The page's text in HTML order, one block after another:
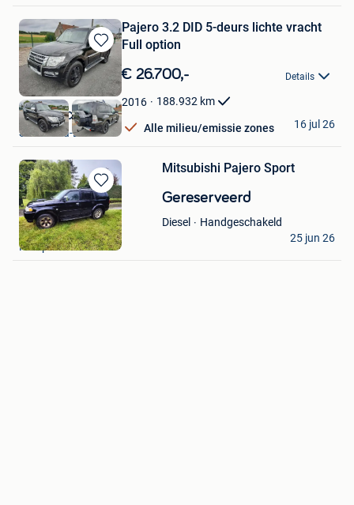
Bewaren
in
Favorieten
Pajero 3.2 DID 5-deurs lichte vracht
Full option
€ 26.700,- Details
2016 188.932 km
Alle milieu/emissie zones
Garage DC
Sint-Maria-Lierde
16 jul 26
Bewaren
in
Mijn
Favorieten
Mitsubishi Pajero Sport
Gereserveerd
Diesel Handgeschakeld
Christine
Kampenhout
25 jun 26